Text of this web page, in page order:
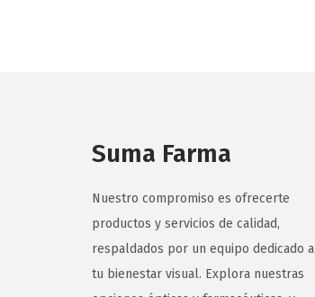
Suma Farma
Nuestro compromiso es ofrecerte
productos y servicios de calidad,
respaldados por un equipo dedicado a
tu bienestar visual. Explora nuestras